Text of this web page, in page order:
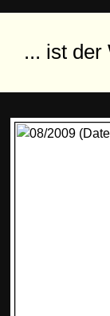
... ist der